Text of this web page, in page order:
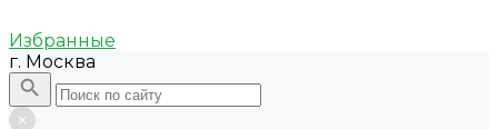
Избранные
г. Москва